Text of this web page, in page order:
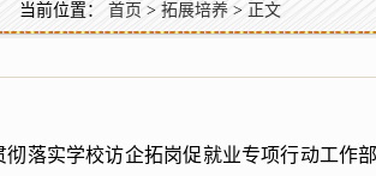
当前位置： 首页 > 拓展培养 > 正文
彻落实学校访企拓岗促就业专项行动工作